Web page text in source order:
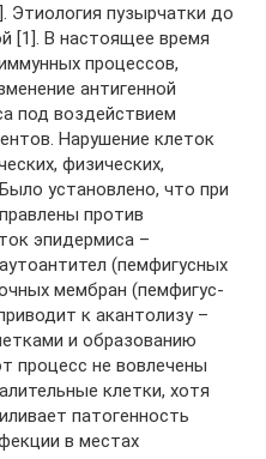
Этиология пузырчатки до
[1]. В настоящее время
процессов,
антигенной
под воздействием
Нарушение клеток
физических,
установлено, что при
против
эпидермиса –
(пемфигусных
мембран (пемфигус-
к акантолизу –
и образованию
процесс не вовлечены
клетки, хотя
патогенность
в местах